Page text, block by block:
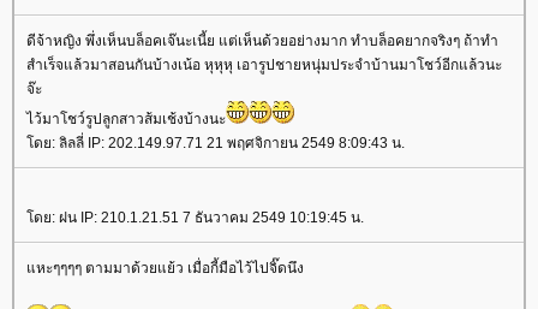
ดีจ้าหญิง พึ่งเห็นบล็อคเจ๊นะเนี้ย แต่เห็นด้วยอย่างมาก ทำบล็อคยากจริงๆ ถ้าทำ
สำเร็จแล้วมาสอนกันบ้างเน้อ หุหุหุ เอารูปชายหนุ่มประจำบ้านมาโชว์อีกแล้วนะ
จ๊ะ
ไว้มาโชว์รูปลูกสาวส้มเช้งบ้างนะ
ดย: ลิลลี่ IP: 202.149.97.71 21 พฤศจิกายน 2549 8:09:43 น.
ดย: ฝน IP: 210.1.21.51 7 ธันวาคม 2549 10:19:45 น.
หะๆๆๆๆ ตามมาด้วยแย้ว เมื่อกี้มือไว้ไปจิ๊ดนึง